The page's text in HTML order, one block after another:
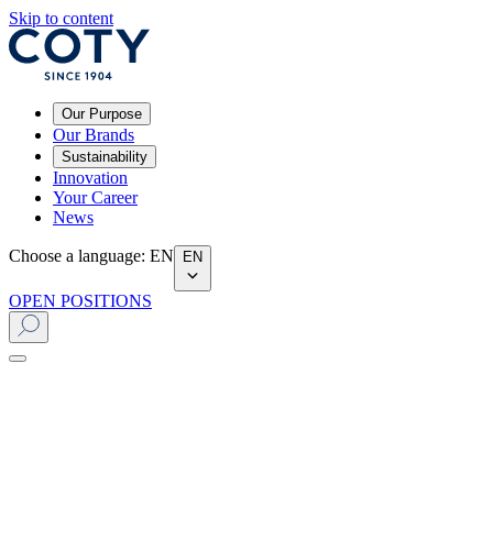
Skip to content
Our Purpose
Our Brands
Sustainability
Innovation
Your Career
News
Choose a language: EN EN
OPEN POSITIONS